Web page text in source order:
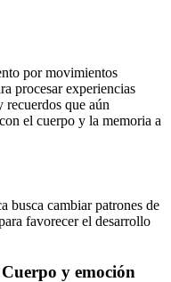
por movimientos
procesar experiencias
recuerdos que aún
el cuerpo y la memoria a
busca cambiar patrones de
favorecer el desarrollo
Cuerpo y emoción